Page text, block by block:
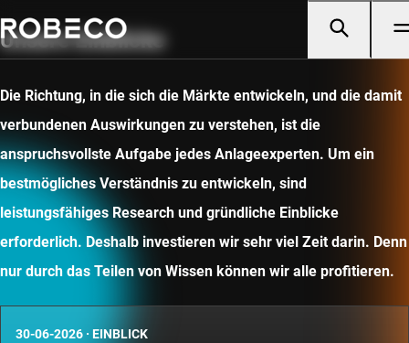
Unsere Einblicke
Die Richtung, in die sich die Märkte entwickeln, und die damit
verbundenen Auswirkungen zu verstehen, ist die
anspruchsvollste Aufgabe jedes Anlageexperten. Um ein
bestmögliches Verständnis zu entwickeln, sind
leistungsfähiges Research und gründliche Einblicke
erforderlich. Deshalb investieren wir sehr viel Zeit darin. Denn
nur durch das Teilen von Wissen können wir alle profitieren.
30-06-2026 · EINBLICK